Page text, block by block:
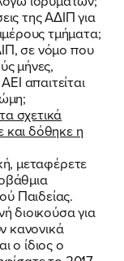
της ΑΔΙΠ για
τμήματα;
σε νόμο που
μήνες,
απαιτείται
σχετικά
και δόθηκε η
μεταφέρετε
Παιδείας.
διοικούσα για
κανονικά
ο ίδιος ο